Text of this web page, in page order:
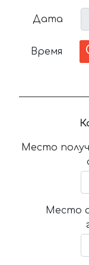
Дата
Время
Место
Место